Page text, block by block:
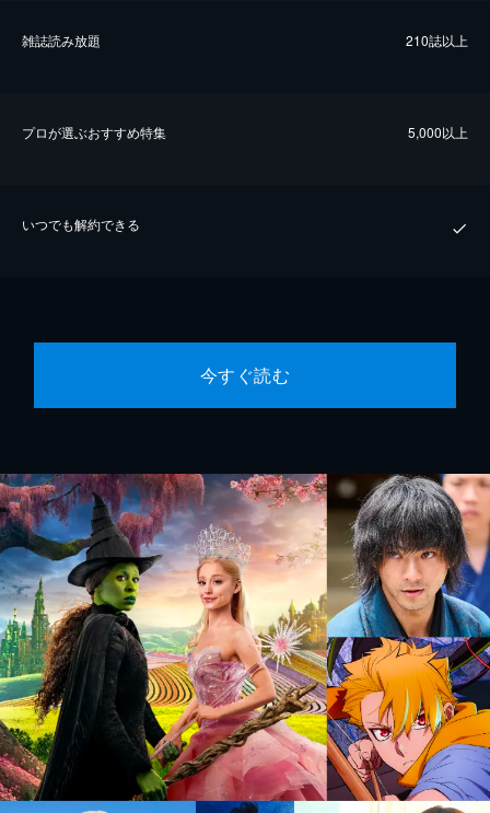
雑誌読み放題 210誌以上
プロが選ぶおすすめ特集 5,000以上
いつでも解約できる
今すぐ読む